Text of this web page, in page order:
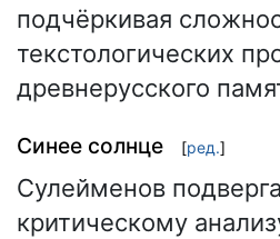
подчёркивая
текстологических
древнерусского
Синее солнце [ред.]
Сулейменов
критическому